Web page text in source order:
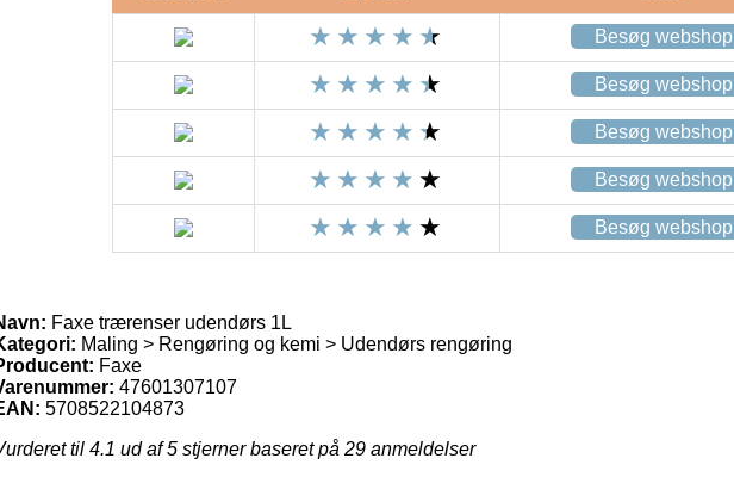
Besøg webshop
Besøg webshop
Besøg webshop
Besøg webshop
Besøg webshop
Faxe trærenser udendørs 1L
Maling > Rengøring og kemi > Udendørs rengøring
Faxe
47601307107
5708522104873
til 4.1 ud af 5 stjerner baseret på 29 anmeldelser